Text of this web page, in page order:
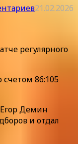
21.02.2026
регулярного
счетом 86:105
Демин
и отдал